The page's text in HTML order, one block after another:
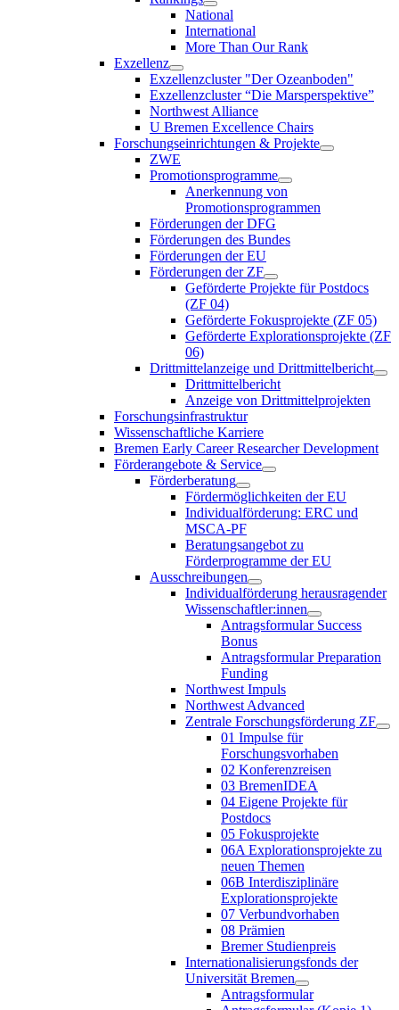
National
International
More Than Our Rank
Exzellenz
Exzellenzcluster "Der Ozeanboden"
Exzellenzcluster “Die Marsperspektive”
Northwest Alliance
U Bremen Excellence Chairs
Forschungseinrichtungen & Projekte
ZWE
Promotionsprogramme
Anerkennung von
Promotionsprogrammen
Förderungen der DFG
Förderungen des Bundes
Förderungen der EU
Förderungen der ZF
Geförderte Projekte für Postdocs
(ZF 04)
Geförderte Fokusprojekte (ZF 05)
Geförderte Explorationsprojekte (ZF
06)
Drittmittelanzeige und Drittmittelbericht
Drittmittelbericht
Anzeige von Drittmittelprojekten
Forschungsinfrastruktur
Wissenschaftliche Karriere
Bremen Early Career Researcher Development
Förderangebote & Service
Förderberatung
Fördermöglichkeiten der EU
Individualförderung: ERC und
MSCA-PF
Beratungsangebot zu
Förderprogramme der EU
Ausschreibungen
Individualförderung herausragender
Wissenschaftler:innen
Antragsformular Success
Bonus
Antragsformular Preparation
Funding
Northwest Impuls
Northwest Advanced
Zentrale Forschungsförderung ZF
01 Impulse für
Forschungsvorhaben
02 Konferenzreisen
03 BremenIDEA
04 Eigene Projekte für
Postdocs
05 Fokusprojekte
06A Explorationsprojekte zu
neuen Themen
06B Interdisziplinäre
Explorationsprojekte
07 Verbundvorhaben
08 Prämien
Bremer Studienpreis
Internationalisierungsfonds der
Universität Bremen
Antragsformular